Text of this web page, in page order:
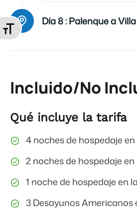
Alternar tamaño de letra
Día 8 :Palenque a
Incluido/No
Qué incluye la tarifa
4 noches de hospedaje
2 noches de hospedaje
1 noche de hospedaje en
3 Desayunos Americanos